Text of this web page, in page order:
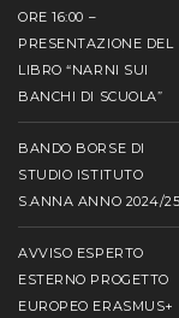
ORE 16:00 –
PRESENTAZIONE DEL
LIBRO “NARNI SUI
BANCHI DI SCUOLA”
BANDO BORSE DI
STUDIO ISTITUTO
S.ANNA ANNO 2024/25
AVVISO ESPERTO
ESTERNO PROGETTO
EUROPEO ERASMUS+